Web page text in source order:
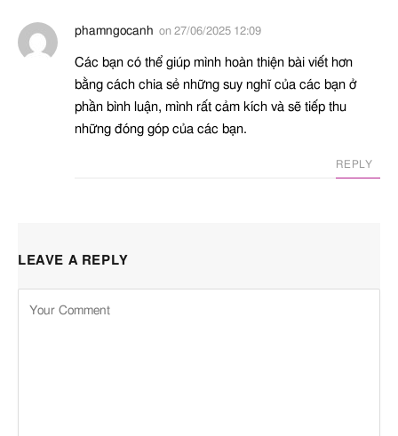
phamngocanh on 27/06/2025 12:09
Các bạn có thể giúp mình hoàn thiện bài viết hơn
bằng cách chia sẻ những suy nghĩ của các bạn ở
phần bình luận, mình rất cảm kích và sẽ tiếp thu
những đóng góp của các bạn.
REPLY
LEAVE A REPLY